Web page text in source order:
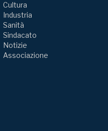
Cultura
Industria
Sanità
Sindacato
Notizie
Associazione